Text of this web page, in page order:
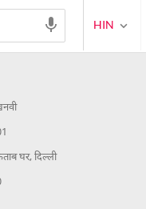
घर, दिल्ली
HIN